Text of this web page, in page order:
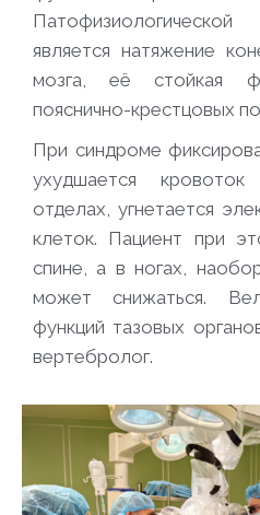
является натяжение
мозга, её стойкая
пояснично-крестцовых
При синдроме
ухудшается
отделах, угнетается
клеток. Пациент при
спине, а в ногах,
может снижаться.
функций тазовых
вертебролог.